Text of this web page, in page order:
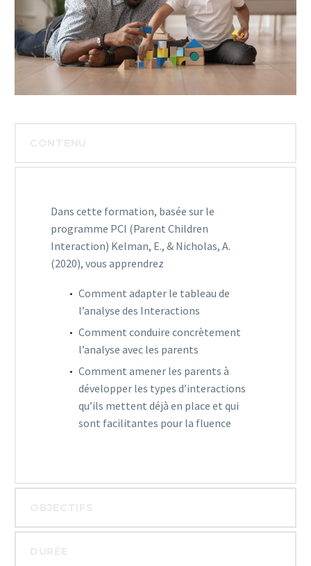
Dans cette formation, basée sur le
programme PCI (Parent Children
Interaction) Kelman, E., & Nicholas, A.
(2020), vous apprendrez
Comment adapter le tableau de
l’analyse des Interactions
Comment conduire concrètement
l’analyse avec les parents
Comment amener les parents à
développer les types d’interactions
qu’ils mettent déjà en place et qui
sont facilitantes pour la fluence